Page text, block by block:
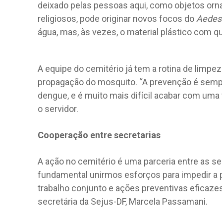
deixado pelas pessoas aqui, como objetos
religiosos, pode originar novos focos do
água, mas, às vezes, o material plástico com
A equipe do cemitério já tem a rotina de
propagação do mosquito. “A prevenção é
dengue, e é muito mais difícil acabar com
o servidor.
Cooperação entre secretarias
A ação no cemitério é uma parceria entre as
fundamental unirmos esforços para impedir
trabalho conjunto e ações preventivas
secretária da Sejus-DF, Marcela Passamani.